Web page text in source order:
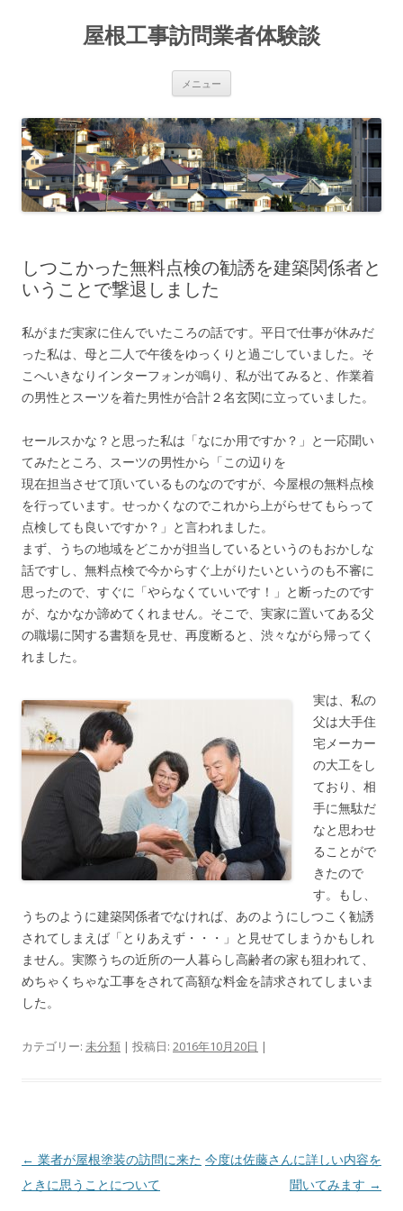
屋根工事訪問業者体験談
メニュー
ン
ツ
へ
ス
キ
ッ
プ
しつこかった無料点検の勧誘を建築関係者と
いうことで撃退しました
私がまだ実家に住んでいたころの話です。平日で仕事が休みだ
った私は、母と二人で午後をゆっくりと過ごしていました。そ
こへいきなりインターフォンが鳴り、私が出てみると、作業着
の男性とスーツを着た男性が合計２名玄関に立っていました。
セールスかな？と思った私は「なにか用ですか？」と一応聞い
てみたところ、スーツの男性から「この辺りを
現在担当させて頂いているものなのですが、今屋根の無料点検
を行っています。せっかくなのでこれから上がらせてもらって
点検しても良いですか？」と言われました。
まず、うちの地域をどこかが担当しているというのもおかしな
話ですし、無料点検で今からすぐ上がりたいというのも不審に
思ったので、すぐに「やらなくていいです！」と断ったのです
が、なかなか諦めてくれません。そこで、実家に置いてある父
の職場に関する書類を見せ、再度断ると、渋々ながら帰ってく
れました。
実は、私の
父は大手住
宅メーカー
の大工をし
ており、相
手に無駄だ
なと思わせ
ることがで
きたので
す。もし、
うちのように建築関係者でなければ、あのようにしつこく勧誘
されてしまえば「とりあえず・・・」と見せてしまうかもしれ
ません。実際うちの近所の一人暮らし高齢者の家も狙われて、
めちゃくちゃな工事をされて高額な料金を請求されてしまいま
した。
カテゴリー: 未分類 | 投稿日: 2016年10月20日 |
投
稿
← 業者が屋根塗装の訪問に来た
ときに思うことについて
今度は佐藤さんに詳しい内容を
聞いてみます →